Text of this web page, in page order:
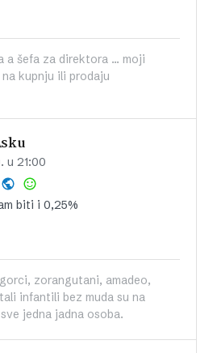
a šefa za direktora ... moji
kupnju ili prodaju
u 21:00
biti i 0,25%
zorangutani, amadeo,
infantili bez muda su na
jedna jadna osoba.